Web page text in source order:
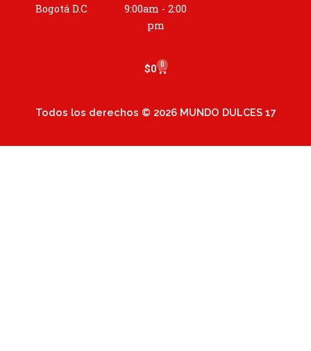
Bogotá D.C
9:00am - 2:00
pm
$0 0
Cart
Todos los derechos © 2026 MUNDO DULCES 17